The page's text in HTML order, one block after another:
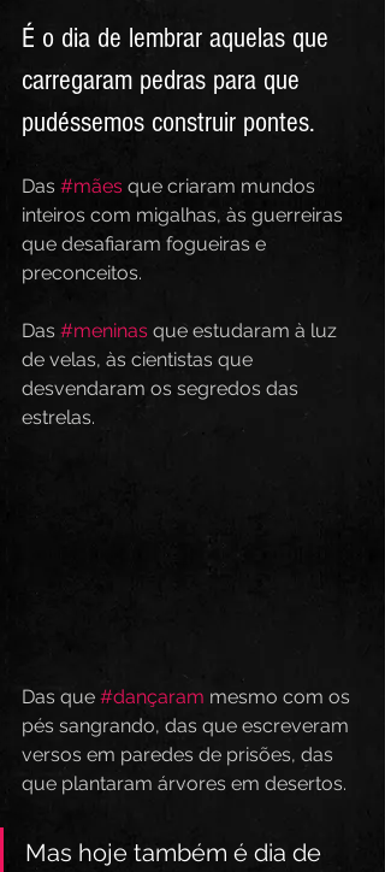
É o dia de lembrar aquelas que
carregaram pedras para que
pudéssemos construir pontes.
Das #mães que criaram mundos
inteiros com migalhas, às guerreiras
que desafiaram fogueiras e
preconceitos.
Das #meninas que estudaram à luz
de velas, às cientistas que
desvendaram os segredos das
estrelas.
Das que #dançaram mesmo com os
pés sangrando, das que escreveram
versos em paredes de prisões, das
que plantaram árvores em desertos.
Mas hoje também é dia de